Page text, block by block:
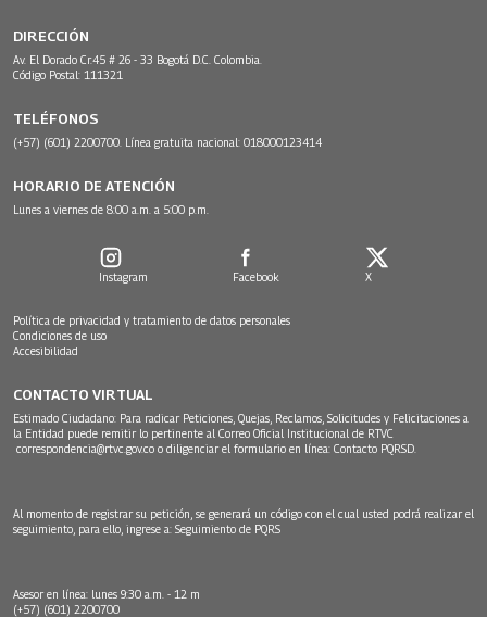
DIRECCIÓN
Av. El Dorado Cr.45 # 26 - 33 Bogotá D.C. Colombia.
Código Postal: 111321
TELÉFONOS
(+57) (601) 2200700. Línea gratuita nacional: 018000123414
HORARIO DE ATENCIÓN
Lunes a viernes de 8:00 a.m. a 5:00 p.m.
Instagram Facebook X
Política de privacidad y tratamiento de datos personales
Condiciones de uso
Accesibilidad
CONTACTO VIRTUAL
Estimado Ciudadano: Para radicar Peticiones, Quejas, Reclamos, Solicitudes y Felicitaciones a
la Entidad puede remitir lo pertinente al Correo Oficial Institucional de RTVC
correspondencia@rtvc.gov.co o diligenciar el formulario en línea: Contacto PQRSD.
Al momento de registrar su petición, se generará un código con el cual usted podrá realizar el
seguimiento, para ello, ingrese a: Seguimiento de PQRS
Asesor en línea: lunes 9:30 a.m. - 12 m
(+57) (601) 2200700